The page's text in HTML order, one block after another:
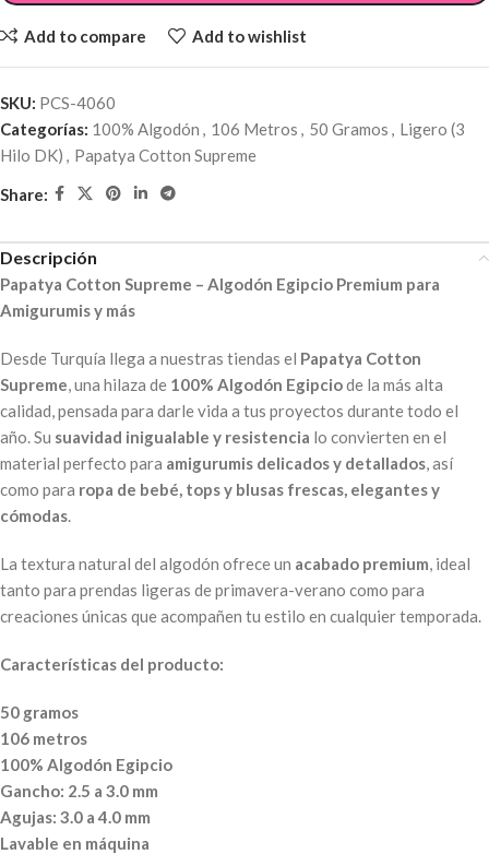
Add to compare Add to wishlist
SKU: PCS-4060
Categorías: 100% Algodón , 106 Metros , 50 Gramos , Ligero (3
Hilo DK) , Papatya Cotton Supreme
Share:
Descripción
Papatya Cotton Supreme – Algodón Egipcio Premium para
Amigurumis y más
Desde Turquía llega a nuestras tiendas el Papatya Cotton
Supreme, una hilaza de 100% Algodón Egipciode la más alta
calidad, pensada para darle vida a tus proyectos durante todo el
año. Su suavidad inigualable y resistencia lo convierten en el
material perfecto para amigurumis delicados y detallados, así
como para ropa de bebé, tops y blusas frescas, elegantes y
cómodas.
La textura natural del algodón ofrece un acabado premium, ideal
tanto para prendas ligeras de primavera-verano como para
creaciones únicas que acompañen tu estilo en cualquier temporada.
Características del producto:
50 gramos
106 metros
100% Algodón Egipcio
Gancho: 2.5 a 3.0 mm
Agujas: 3.0 a 4.0 mm
Lavable en máquina